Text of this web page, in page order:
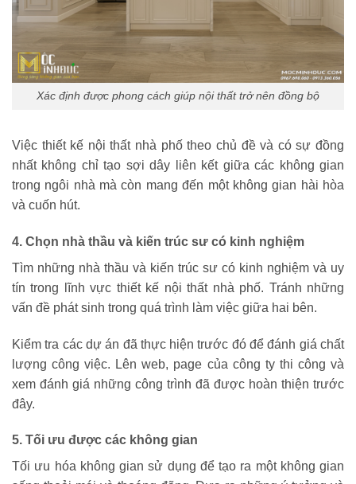
Xác định được phong cách giúp nội thất trở nên đồng bộ
Việc thiết kế nội thất nhà phố theo chủ đề và có sự đồng
nhất không chỉ tạo sợi dây liên kết giữa các không gian
trong ngôi nhà mà còn mang đến một không gian hài hòa
và cuốn hút.
4. Chọn nhà thầu và kiến trúc sư có kinh nghiệm
Tìm những nhà thầu và kiến trúc sư có kinh nghiệm và uy
tín trong lĩnh vực thiết kế nội thất nhà phố. Tránh những
vấn đề phát sinh trong quá trình làm việc giữa hai bên.
Kiểm tra các dự án đã thực hiện trước đó để đánh giá chất
lượng công việc. Lên web, page của công ty thi công và
xem đánh giá những công trình đã được hoàn thiện trước
đây.
5. Tối ưu được các không gian
Tối ưu hóa không gian sử dụng để tạo ra một không gian